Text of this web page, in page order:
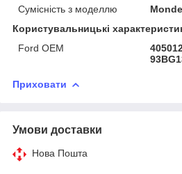
Сумісність з моделлю
Користувальницькі
Ford OEM
Приховати
Умови доставки
Нова Пошта